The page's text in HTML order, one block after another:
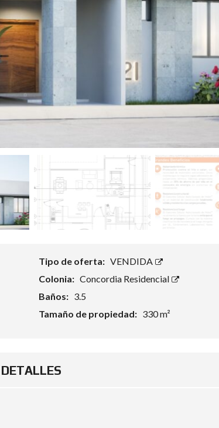
Tipo de oferta: VENDIDA
Colonia: Concordia Residencial
Baños: 3.5
Tamaño de propiedad: 330 m²
DETALLES